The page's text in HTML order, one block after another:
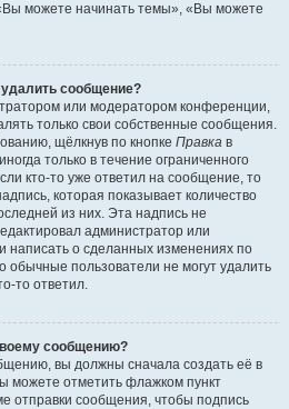
можете начинать темы», «Вы можете
удалить сообщение?
или модератором конференции,
только свои собственные сообщения.
щёлкнув по кнопке Правка в
только в течение ограниченного
кто-то уже ответил на сообщение, то
которая показывает количество
из них. Эта надпись не
администратор или
написать о сделанных изменениях по
обычные пользователи не могут удалить
то ответил.
сообщению?
вы должны сначала создать её в
можете отметить флажком пункт
отправки сообщения, чтобы подпись